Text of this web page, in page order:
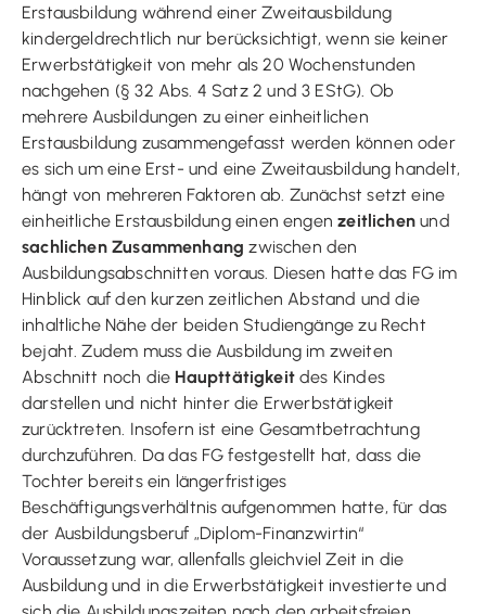
Erstausbildung während einer Zweitausbildung
kindergeldrechtlich nur berücksichtigt, wenn sie keiner
Erwerbstätigkeit von mehr als 20 Wochenstunden
nachgehen (§ 32 Abs. 4 Satz 2 und 3 EStG). Ob
mehrere Ausbildungen zu einer einheitlichen
Erstausbildung zusammengefasst werden können oder
es sich um eine Erst- und eine Zweitausbildung handelt,
hängt von mehreren Faktoren ab. Zunächst setzt eine
einheitliche Erstausbildung einen engenzeitlichen und
sachlichen Zusammenhang zwischen den
Ausbildungsabschnitten voraus. Diesen hatte das FG im
Hinblick auf den kurzen zeitlichen Abstand und die
inhaltliche Nähe der beiden Studiengänge zu Recht
bejaht. Zudem muss die Ausbildung im zweiten
Abschnitt noch die Haupttätigkeitdes Kindes
darstellen und nicht hinter die Erwerbstätigkeit
zurücktreten. Insofern ist eine Gesamtbetrachtung
durchzuführen. Da das FG festgestellt hat, dass die
Tochter bereits ein längerfristiges
Beschäftigungsverhältnis aufgenommen hatte, für das
der Ausbildungsberuf „Diplom-Finanzwirtin“
Voraussetzung war, allenfalls gleichviel Zeit in die
Ausbildung und in die Erwerbstätigkeit investierte und